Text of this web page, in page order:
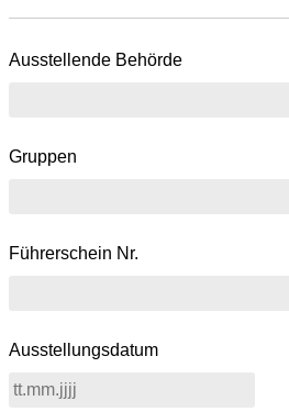
Ausstellende Behörde
Gruppen
Führerschein Nr.
Ausstellungsdatum